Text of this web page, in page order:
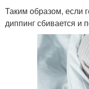
Таким образом, если
диппинг сбивается и